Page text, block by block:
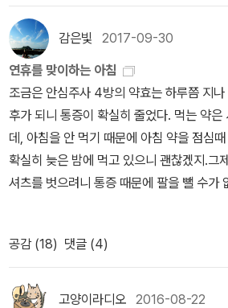
하는 것이 아닐까. 결론적으로 독자에게 메
이 부족했다고 생각된다. '정신병'이나 '심
매하기 그지없다. '사형제도'와 '역사의식'과
으로 규명할 수 없는 '정신병'이나 논리적인
의 '심령 현상'과 같은 소재에서는 공감을 얻
허술한 구성으로 이어져 마무리 또한 뻔하
을 안겨주었다. 기대감과는 다르게 읽는 재
회비판과 고민에 깊이 몰입하지 못했던 아
전자책까지 매번 발행된다면 더 바랄 것이
간 단편집은 폭염의 무더위에 지친 이들이
도로 서늘한 느낌을 주어서 한여름 더위을
다카노 가즈아키는 일본에서 각종 추리상을
의 대표적인 작가로 국내에도 많은 작품들이
런데 일본의 인기 추리소설 작가가 자국인
먼저 출간한다니 참 의외란 생각이 드는데
시장이 많이 확대된 것이란 생각에 기쁜 마
caspi
감은빛 2017-09-30
연휴를 맞이하는 아침
조금은 안심주사 4방의 약효는 하루쯤 지
후가 되니 통증이 확실히 줄었다. 먹는 약
데, 아침을 안 먹기 때문에 아침 약을 점심
확실히 늦은 밤에 먹고 있으니 괜찮겠지.그
셔츠를 벗으려니 통증 때문에 팔을 뺄 수가
증을 참고 억지로 팔을 빼고 옷을 벗었더니
어제 아침 전날과 별로 달라지지 않은 통증
움직일 수 없어 씻기도 어려웠고, 또 옷을
하루 빠지기로 마음 먹고, 자판을 두드려야
공감 (18) 댓글 (4)
고양이라디오 2016-08-22